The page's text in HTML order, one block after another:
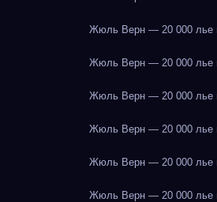
Жюль Верн — 20 000 лье
Жюль Верн — 20 000 лье
Жюль Верн — 20 000 лье
Жюль Верн — 20 000 лье
Жюль Верн — 20 000 лье
Жюль Верн — 20 000 лье